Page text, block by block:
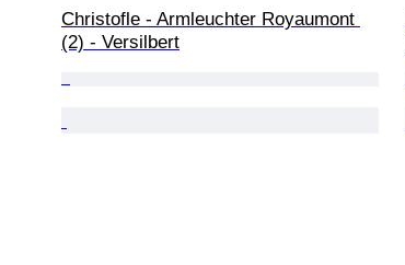
Christofle - Armleuchter Royaumont
(2) - Versilbert